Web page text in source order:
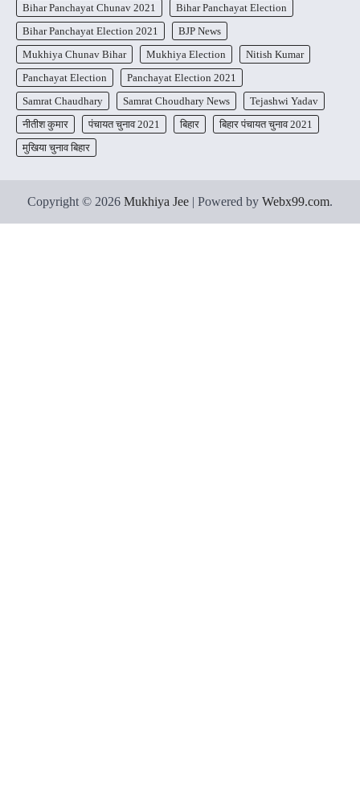
Bihar Panchayat Chunav 2021
Bihar Panchayat Election
Bihar Panchayat Election 2021
BJP News
Mukhiya Chunav Bihar
Mukhiya Election
Nitish Kumar
Panchayat Election
Panchayat Election 2021
Samrat Chaudhary
Samrat Choudhary News
Tejashwi Yadav
नीतीश कुमार
पंचायत चुनाव 2021 बिहार
बिहार पंचायत चुनाव 2021
मुखिया चुनाव बिहार
Copyright © 2026 Mukhiya Jee | Powered by Webx99.com.